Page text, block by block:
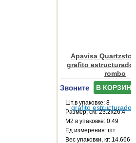
Apavisa
grafito estructurado
rombo
Звоните В КОРЗИНУ
Шт.в упаковке: 8
Размер, см: 23.2x26.4
М2 в упаковке: 0.49
Ед.измерения: шт.
Веc упаковки, кг: 14.666